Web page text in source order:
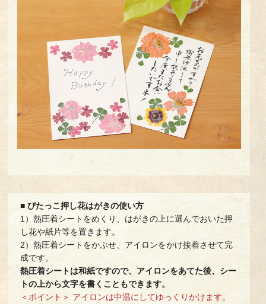
■ ぴたっこ押し花はがきの使い方
1）熱圧着シートをめくり、はがきの上に選んでおいた押
し花や紙片等を置きます。
2）熱圧着シートをかぶせ、アイロンをかけ接着させて完
成です。
熱圧着シートは和紙ですので、アイロンをあてた後、シー
トの上から文字を書くこともできます。
＜ポイント＞ アイロンは中温にしてゆっくりかけます。